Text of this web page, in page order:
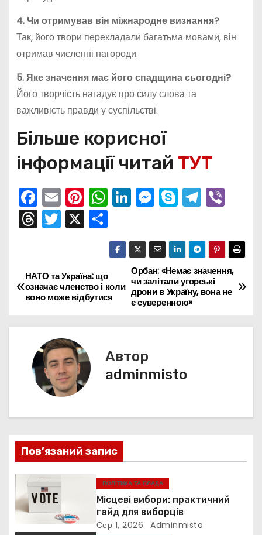
4. Чи отримував він міжнародне визнання?
Так, його твори перекладали багатьма мовами, він
отримав численні нагороди.
5. Яке значення має його спадщина сьогодні?
Його творчість нагадує про силу слова та
важливість правди у суспільстві.
Більше корисної
інформації читай ТУТ
F
a
c
b
o
k
E
m
ai
Pi
nt
er
st
W
h
a
ts
A
p
Li
k
e
dI
n
M
s
s
e
n
g
er
S
y
p
e
T
e
gr
a
m
Vi
er
T
a
d
T
er
X П
о
ді
л
и
и
с
я
Н
а
в
ц
я
з
Орбан: «Немає значення,
чи залітали угорські
дрони в Україну, вона не
є суверенною»
НАТО та Україна: що
означає членство і коли
воно може відбутися
Автор
adminmisto
Пов’язаний запис
ПОЛІТИКА ТА ВЛАДА
Місцеві вибори: практичний
гайд для виборців
Сер 1, 2026 Adminmisto